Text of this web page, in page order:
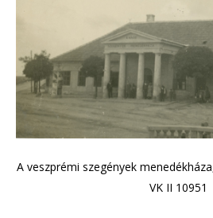
A veszprémi szegények
VK II 10951